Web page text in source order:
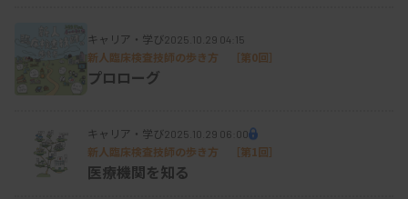
が、その中心的な役割を果たすのは与党である自民
党の政務調査会です。この会議体にて各業界からの
要望、関係省庁からの課題や現状データの共有が行
われ、国会議員による議論を経て決議書などがまと
められます。そしてこれらは各省庁へ共有され、最
終的に政府にて骨太方針の原案が作られます。この
キャリア・学び2025.10.29 04:15
新人臨床検査技師の歩き方 ［第0回］
プロローグ
キャリア・学び2025.10.29 06:00
新人臨床検査技師の歩き方 ［第1回］
医療機関を知る